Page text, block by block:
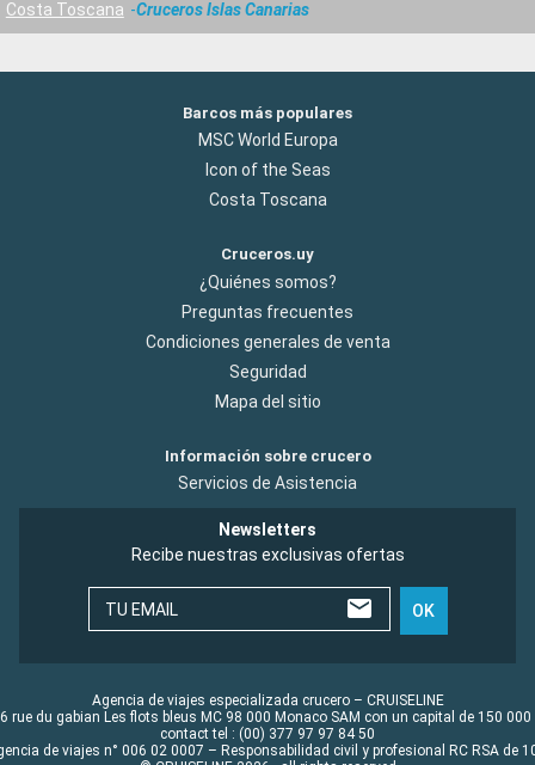
Costa Toscana
Cruceros Islas Canarias
Barcos más populares
MSC World Europa
Icon of the Seas
Costa Toscana
Cruceros.uy
¿Quiénes somos?
Preguntas frecuentes
Condiciones generales de venta
Seguridad
Mapa del sitio
Información sobre crucero
Servicios de Asistencia
Newsletters
Recibe nuestras exclusivas ofertas
TU EMAIL OK
Agencia de viajes especializada crucero – CRUISELINE
rue du gabian Les flots bleus MC 98 000 Monaco SAM con un capital de 150 000
contact tel : (00) 377 97 97 84 50
de viajes n° 006 02 0007 – Responsabilidad civil y profesional RC RSA de